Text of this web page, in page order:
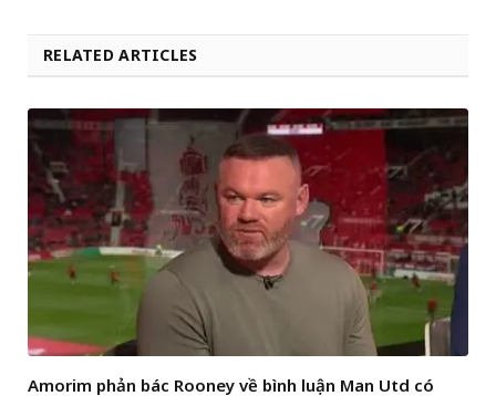
RELATED ARTICLES
Amorim phản bác Rooney về bình luận Man Utd có